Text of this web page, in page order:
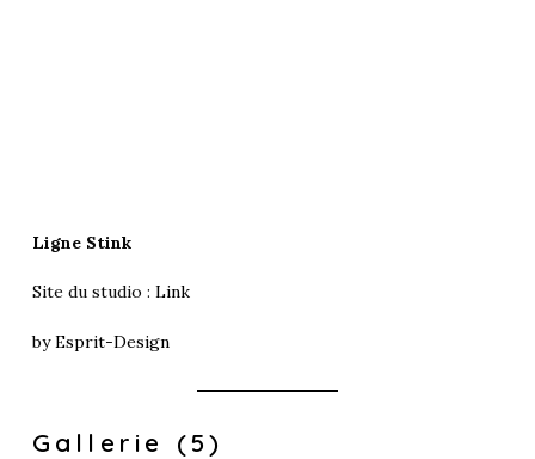
Ligne Stink
Site du studio : Link
byEsprit-Design
Gallerie (5)